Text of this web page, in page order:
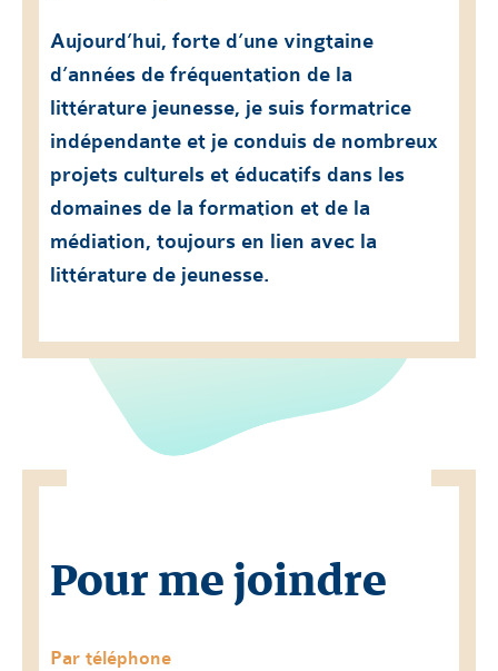
Aujourd’hui, forte d’une vingtaine
d’années de fréquentation de la
littérature jeunesse, je suis formatrice
indépendante et je conduis de nombreux
projets culturels et éducatifs dans les
domaines de la formation et de la
médiation, toujours en lien avec la
littérature de jeunesse.
Pour me joindre
Par téléphone